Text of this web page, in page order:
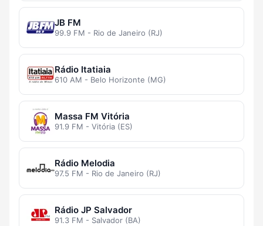
JB FM
99.9 FM - Rio de Janeiro (RJ)
Rádio Itatiaia
610 AM - Belo Horizonte (MG)
Massa FM Vitória
91.9 FM - Vitória (ES)
Rádio Melodia
97.5 FM - Rio de Janeiro (RJ)
Rádio JP Salvador
91.3 FM - Salvador (BA)